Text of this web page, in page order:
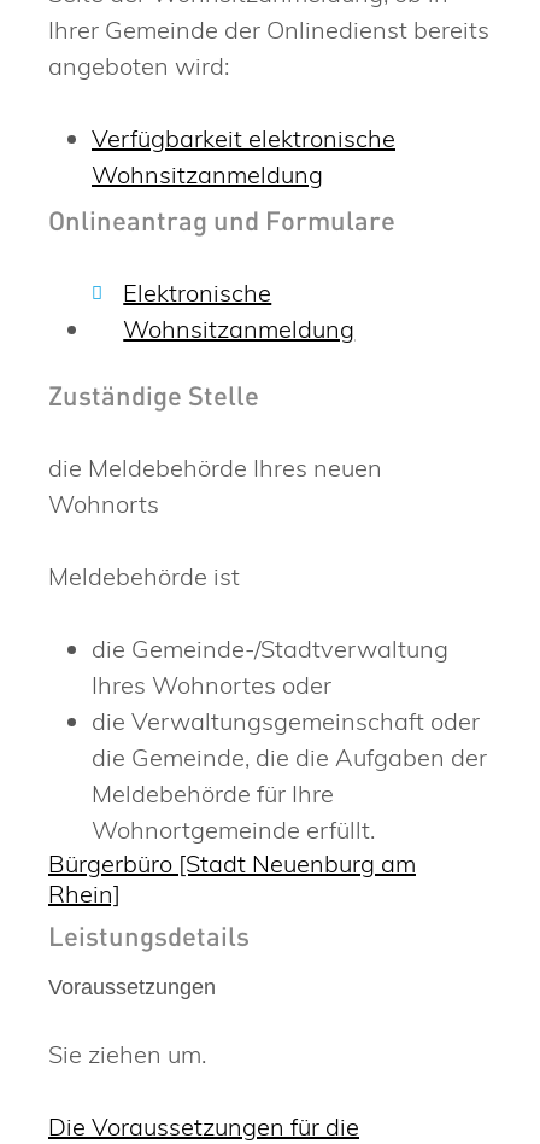
Ihrer Gemeinde der Onlinedienst bereits
angeboten wird:
Verfügbarkeit elektronische
Wohnsitzanmeldung
Onlineantrag und Formulare
Elektronische
Wohnsitzanmeldung
Zuständige Stelle
die Meldebehörde Ihres neuen
Wohnorts
Meldebehörde ist
die Gemeinde-/Stadtverwaltung
Ihres Wohnortes oder
die Verwaltungsgemeinschaft oder
die Gemeinde, die die Aufgaben der
Meldebehörde für Ihre
Wohnortgemeinde erfüllt.
Bürgerbüro [Stadt Neuenburg am
Rhein]
Leistungsdetails
Voraussetzungen
Sie ziehen um.
Die Voraussetzungen für die